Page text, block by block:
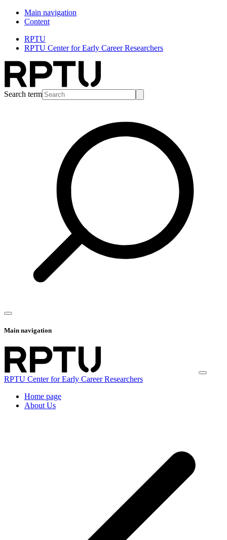
Main navigation
Content
RPTU
RPTU Center for Early Career Researchers
Search term
Main navigation
RPTU Center for Early Career Researchers
Home page
About Us